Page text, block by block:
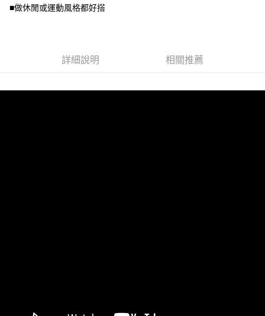
資料（包含姓名、電話或地址）提供予台灣大哥大進項蒐集、處理及利用，
※ 交易是否成功請以「AFTEE先享後付 」之結帳頁面顯示為準，若有關於
１．透過由恩沛科技股份有限公司提供之「AFTEE先享後付」服務完成之交
２．關於個人資料處理事宜，請瀏覽以下網址：
付款後7-11取貨
每筆NT$100，滿NT$1,000(含以上)免運費
■做休閒或運動風格都好搭
詳細說明 相關推薦